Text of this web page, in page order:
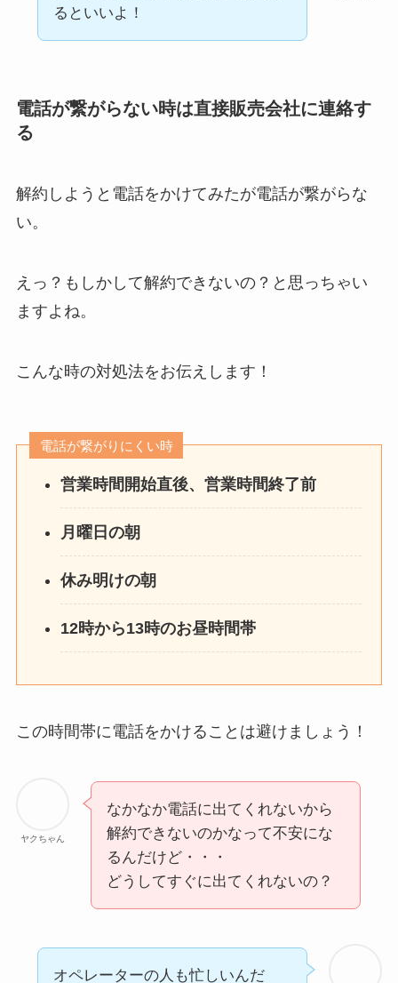
るといいよ！
電話が繋がらない時は直接販売会社に連絡す
る
解約しようと電話をかけてみたが電話が繋がらな
い。
えっ？もしかして解約できないの？と思っちゃい
ますよね。
こんな時の対処法をお伝えします！
電話が繋がりにくい時
営業時間開始直後、営業時間終了前
月曜日の朝
休み明けの朝
12時から13時のお昼時間帯
この時間帯に電話をかけることは避けましょう！
ヤクちゃん
なかなか電話に出てくれないから
解約できないのかなって不安にな
るんだけど・・・
どうしてすぐに出てくれないの？
オペレーターの人も忙しいんだ